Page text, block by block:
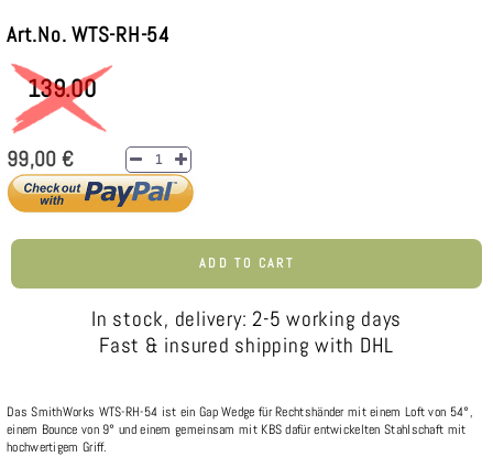
Art.No. WTS-RH-54
139.00
99,00 €
ADD TO CART
In stock, delivery: 2-5 working days
Fast & insured shipping with DHL
Das SmithWorks WTS-RH-54 ist ein Gap Wedge für Rechtshänder mit einem Loft von 54°,
einem Bounce von 9° und einem gemeinsam mit KBS dafür entwickelten Stahlschaft mit
hochwertigem Griff.